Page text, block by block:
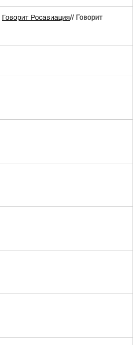
Говорит Росавиация// Говорит